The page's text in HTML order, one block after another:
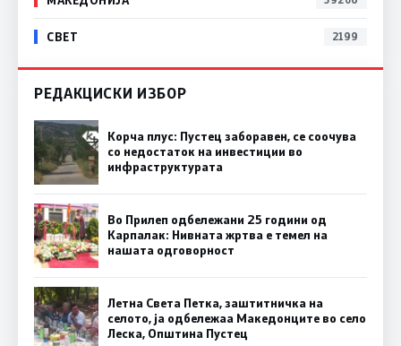
СВЕТ 2199
РЕДАКЦИСКИ ИЗБОР
Корча плус: Пустец заборавен, се соочува
со недостаток на инвестиции во
инфраструктурата
Во Прилеп одбележани 25 години од
Карпалак: Нивната жртва е темел на
нашата одговорност
Летна Света Петка, заштитничка на
селото, ја одбележаа Македонците во село
Леска, Општина Пустец